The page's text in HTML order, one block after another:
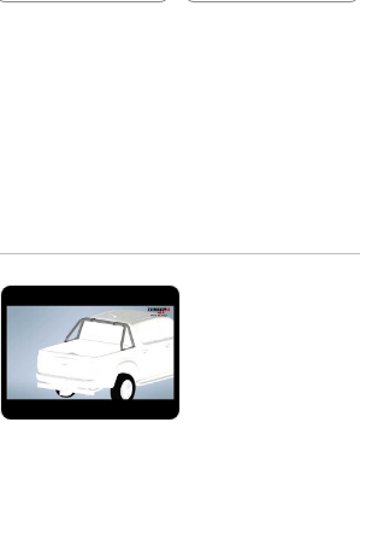
de forte tension.
Phares Antibrouillard :
en acier inoxydable, prête à
garantissant une
chaque aventure.
barre de roll offre une sécurité fiable
à la gamme Tessera4x4,
4x4 premium, durables et
Noir Mat – Conçu pour Durer
utilise de la poudre texturée fine PP
une épaisseur de 60 à 100 microns en
ou de chargement triple